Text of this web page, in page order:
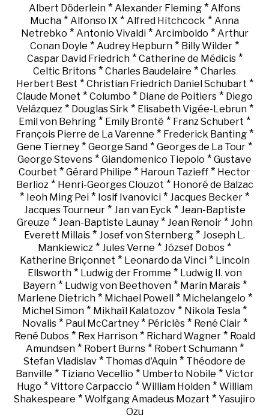
Albert Döderlein* Alexander Fleming* Alfons
Mucha * Alfonso IX * Alfred Hitchcock * Anna
Netrebko * Antonio Vivaldi* Arcimboldo * Arthur
Conan Doyle * Audrey Hepburn * Billy Wilder *
Caspar David Friedrich* Catherine de Médicis*
Celtic Britons * Charles Baudelaire * Charles
Herbert Best * Christian Friedrich Daniel Schubart *
Claude Monet * Columbo * Diane de Poitiers * Diego
Velázquez * Douglas Sirk * Elisabeth Vigée-Lebrun*
Emil von Behring * Emily Brontë * Franz Schubert *
François Pierre de La Varenne * Frederick Banting *
Gene Tierney * George Sand * Georges de La Tour *
George Stevens * Giandomenico Tiepolo * Gustave
Courbet * Gérard Philipe * Haroun Tazieff * Hector
Berlioz * Henri-Georges Clouzot * Honoré de Balzac
* Ieoh Ming Pei * Iosif Ivanovici * Jacques Becker *
Jacques Tourneur* Jan van Eyck * Jean-Baptiste
Greuze * Jean-Baptiste Launay* Jean Renoir* John
Everett Millais * Josef von Sternberg * Joseph L.
Mankiewicz * Jules Verne * József Dobos *
Katherine Briçonnet * Leonardo da Vinci* Lincoln
Ellsworth* Ludwig der Fromme * Ludwig II. von
Bayern* Ludwig von Beethoven* Marin Marais*
Marlene Dietrich* Michael Powell* Michelangelo *
Michel Simon * Mikhaïl Kalatozov * Nikola Tesla *
Novalis* Paul McCartney* Périclès* René Clair*
René Dubos* Rex Harrison* Richard Wagner* Roald
Amundsen* Robert Burns* Robert Schumann*
Stefan Vladislav * Thomas d'Aquin * Théodore de
Banville * Tiziano Vecellio * Umberto Nobile * Victor
Hugo * Vittore Carpaccio * William Holden* William
Shakespeare * Wolfgang Amadeus Mozart * Yasujiro
Ozu